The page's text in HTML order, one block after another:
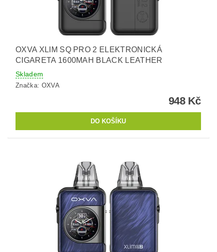
OXVA XLIM SQ PRO 2 ELEKTRONICKÁ
CIGARETA 1600MAH BLACK LEATHER
Skladem
Značka: OXVA
948 Kč